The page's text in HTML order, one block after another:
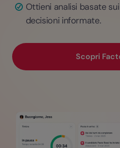
Ottieni analisi basate
decisioni informate.
Scopri